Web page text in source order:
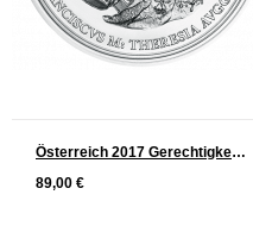
Österreich 2017 Gerechtigkeit und Härte Serie: Maria Theresia Silber 20 €
89,00 €